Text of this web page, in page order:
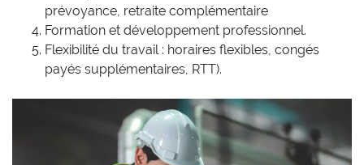
prévoyance, retraite complémentaire
Formation et développement professionnel.
Flexibilité du travail : horaires flexibles, congés
payés supplémentaires, RTT).